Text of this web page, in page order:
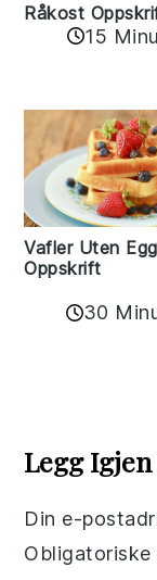
Råkost
15
Vafler Uten Egg
Oppskrift
30
Legg
Din e-